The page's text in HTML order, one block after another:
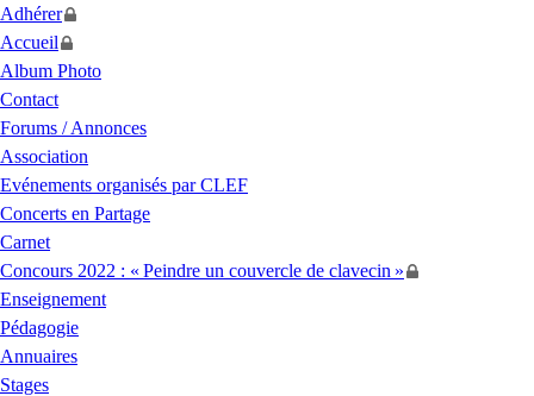
Adhérer
Accueil
Album Photo
Contact
Forums / Annonces
Association
Evénements organisés parCLEF
Concerts en Partage
Carnet
Concours 2022 : « Peindre un couvercle de clavecin »
Enseignement
Pédagogie
Annuaires
Stages